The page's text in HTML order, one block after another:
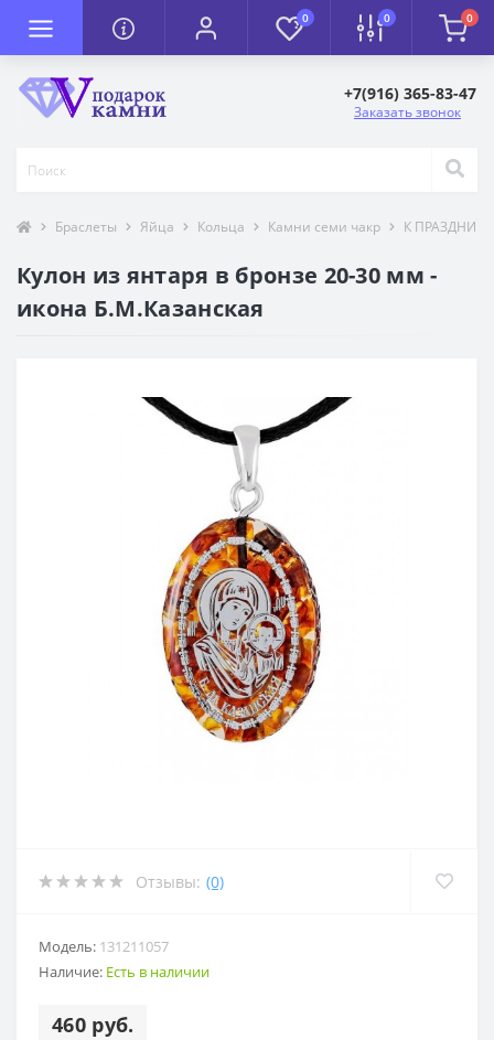
0 0 0
+7(916) 365-83-47
Заказать звонок
Браслеты Яйца Кольца Камни семи чакр К
Кулон из янтаря в бронзе 20-30 мм -
икона Б.М.Казанская
Отзывы: (0)
Модель: 131211057
Наличие: Есть в наличии
460 руб.